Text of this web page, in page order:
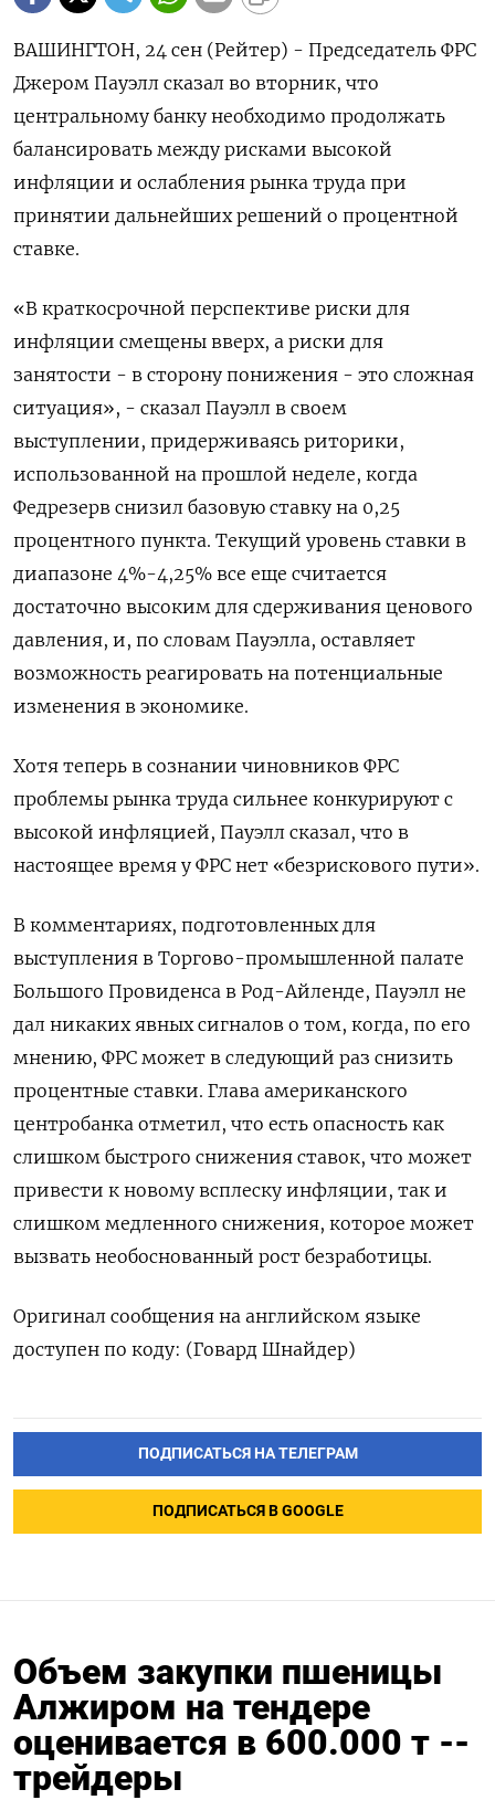
ВАШИНГТОН, 24 сен (Рейтер) - Председатель ФРС
Джером Пауэлл сказал во вторник, что
центральному банку необходимо продолжать
балансировать между рисками высокой
инфляции и ослабления рынка труда при
принятии дальнейших решений о процентной
ставке.
«В краткосрочной перспективе риски для
инфляции смещены вверх, а риски для
занятости - в сторону понижения - это сложная
ситуация», - сказал Пауэлл в своем
выступлении, придерживаясь риторики,
использованной на прошлой неделе, когда
Федрезерв снизил базовую ставку на 0,25
процентного пункта. Текущий уровень ставки в
диапазоне 4%-4,25% все еще считается
достаточно высоким для сдерживания ценового
давления, и, по словам Пауэлла, оставляет
возможность реагировать на потенциальные
изменения в экономике.
Хотя теперь в сознании чиновников ФРС
проблемы рынка труда сильнее конкурируют с
высокой инфляцией, Пауэлл сказал, что в
настоящее время у ФРС нет «безрискового пути».
В комментариях, подготовленных для
выступления в Торгово-промышленной палате
Большого Провиденса в Род-Айленде, Пауэлл не
дал никаких явных сигналов о том, когда, по его
мнению, ФРС может в следующий раз снизить
процентные ставки. Глава американского
центробанка отметил, что есть опасность как
слишком быстрого снижения ставок, что может
привести к новому всплеску инфляции, так и
слишком медленного снижения, которое может
вызвать необоснованный рост безработицы.
Оригинал сообщения на английском языке
доступен по коду: (Говард Шнайдер)
ПОДПИСАТЬСЯ НА ТЕЛЕГРАМ
ПОДПИСАТЬСЯ В GOOGLE
Объем закупки пшеницы
Алжиром на тендере
оценивается в 600.000 т --
трейдеры